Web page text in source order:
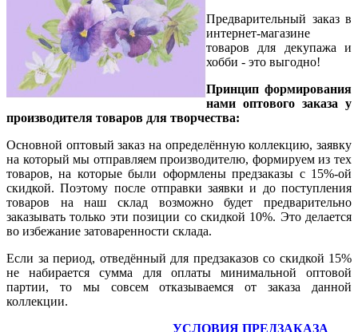
Предварительный заказ в
интернет-магазине
товаров для декупажа и
хобби - это выгодно!
Принцип формирования
нами оптового заказа у
производителя товаров для творчества:
Основной оптовый заказ на определённую коллекцию, заявку
на который мы отправляем производителю, формируем из тех
товаров, на которые были оформлены предзаказы с 15%-ой
скидкой. Поэтому после отправки заявки и до поступления
товаров на наш склад возможно будет предварительно
заказывать только эти позиции со скидкой 10%. Это делается
во избежание затоваренности склада.
Если за период, отведённый для предзаказов со скидкой 15%
не набирается сумма для оплаты минимальной оптовой
партии, то мы совсем отказываемся от заказа данной
коллекции.
УСЛОВИЯ ПРЕДЗАКАЗА